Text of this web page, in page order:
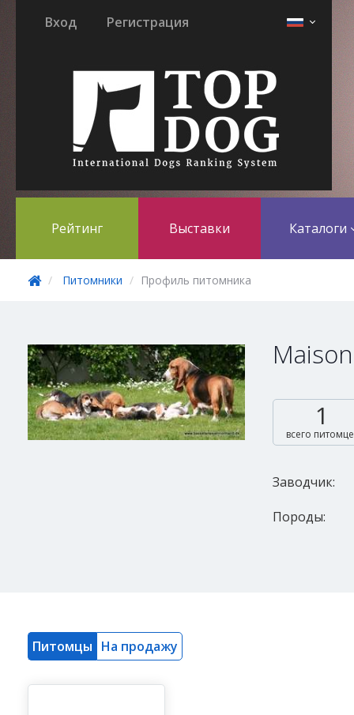
Вход Регистрация
Рейтинг Выставки Каталоги
Питомники Профиль питомника
1
всего
Заводчик:
Породы:
Питомцы На продажу